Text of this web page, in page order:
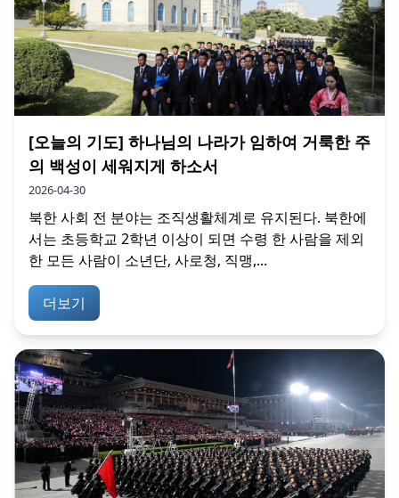
[오늘의 기도] 하나님의 나라가 임하여 거룩한 주
의 백성이 세워지게 하소서
2026-04-30
북한 사회 전 분야는 조직생활체계로 유지된다. 북한에
서는 초등학교 2학년 이상이 되면 수령 한 사람을 제외
한 모든 사람이 소년단, 사로청, 직맹,...
더보기